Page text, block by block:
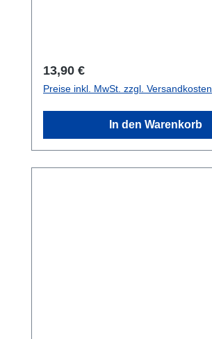
Regulärer Preis:
13,90 €
Preise inkl. MwSt. zzgl. Versandkosten
In den Warenkorb